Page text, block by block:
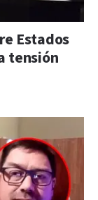
Estados
tensión